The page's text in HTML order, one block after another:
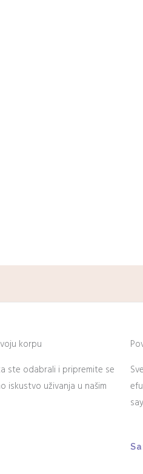
korpu
ste odabrali i pripremite se
iskustvo uživanja u našim